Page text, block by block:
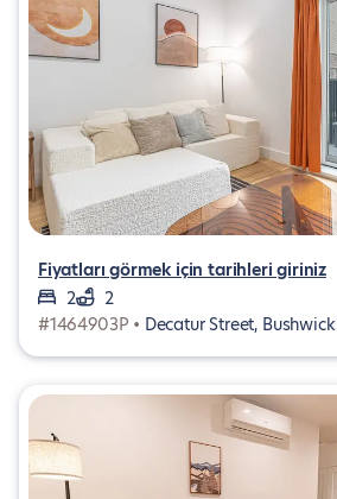
Fiyatları görmek için tarihleri giriniz
2
2
#1464903P • Decatur Street, Bushwick